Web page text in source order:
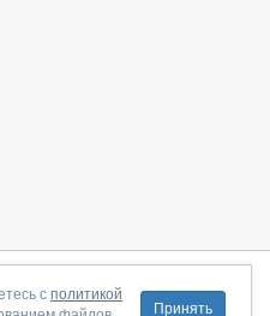
|Партнёрская программа
Принять
с политикой